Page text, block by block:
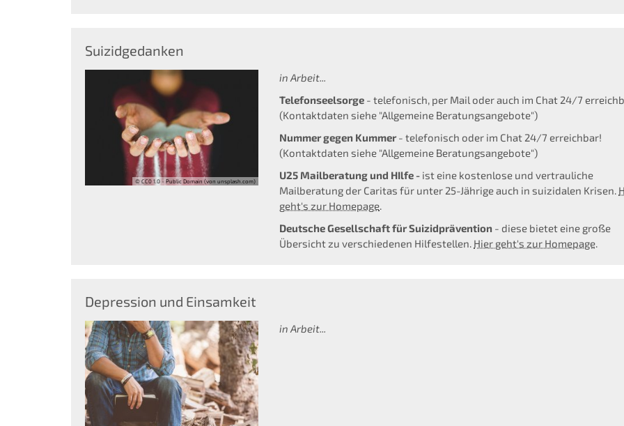
Suizidgedanken
© CC0 1.0 - Public Domain (von unsplash.com)
in Arbeit...
Telefonseelsorge - telefonisch, per Mail oder auch im Chat 24/7
(Kontaktdaten siehe "Allgemeine Beratungsangebote")
Nummer gegen Kummer - telefonisch oder im Chat 24/7 erreichbar!
(Kontaktdaten siehe "Allgemeine Beratungsangebote")
U25 Mailberatung und HIlfe - ist eine kostenlose und vertrauliche
Mailberatung der Caritas für unter 25-Jährige auch in suizidalen Krisen.
geht's zur Homepage.
Deutsche Gesellschaft für Suizidprävention - diese bietet eine große
Übersicht zu verschiedenen Hilfestellen. Hier geht's zur Homepage.
Depression und Einsamkeit
in Arbeit...